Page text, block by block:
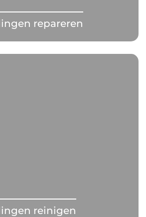
repareren
reinigen